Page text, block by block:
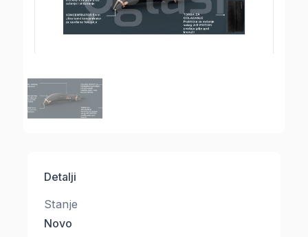
Detalji
Stanje
Novo